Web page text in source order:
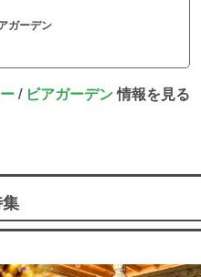
ガーデン
/ ビアガーデン情報を見る